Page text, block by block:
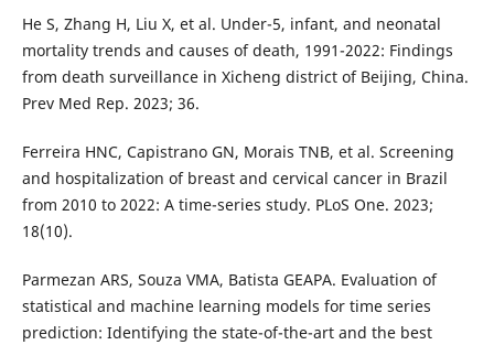
He S, Zhang H, Liu X, et al. Under-5, infant, and neonatal
mortality trends and causes of death, 1991-2022: Findings
from death surveillance in Xicheng district of Beijing, China.
Prev Med Rep. 2023; 36.
Ferreira HNC, Capistrano GN, Morais TNB, et al. Screening
and hospitalization of breast and cervical cancer in Brazil
from 2010 to 2022: A time-series study. PLoS One. 2023;
18(10).
Parmezan ARS, Souza VMA, Batista GEAPA. Evaluation of
statistical and machine learning models for time series
prediction: Identifying the state-of-the-art and the best